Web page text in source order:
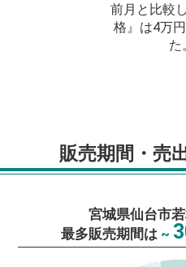
前月と比較
格』は4万
た
販売期間・売
宮城県仙台市
最多販売期間は ~